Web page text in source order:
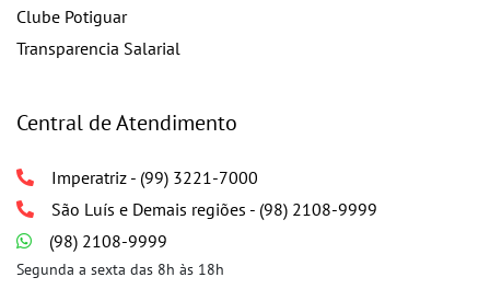
Clube Potiguar
Transparencia Salarial
Central de Atendimento
Imperatriz - (99) 3221-7000
São Luís e Demais regiões - (98) 2108-9999
(98) 2108-9999
Segunda a sexta das 8h às 18h